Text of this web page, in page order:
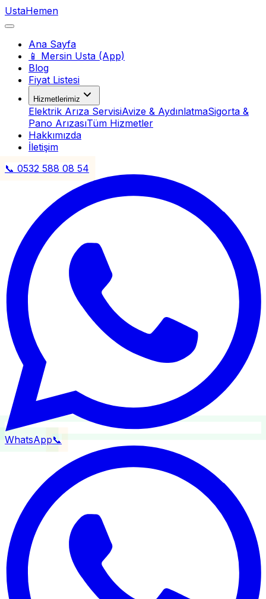
UstaHemen
Ana Sayfa
📱 Mersin Usta (App)
Blog
Fiyat Listesi
Hizmetlerimiz
Elektrik Arıza ServisiAvize & AydınlatmaSigorta &
Pano ArızasıTüm Hizmetler
Hakkımızda
İletişim
📞 0532 588 08 54
WhatsApp📞